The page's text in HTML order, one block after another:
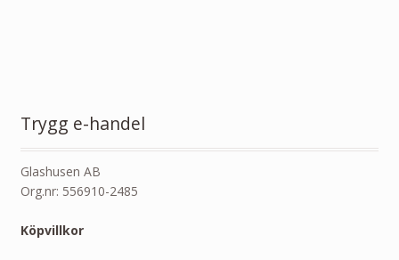
Trygg e-handel
Glashusen AB
Org.nr: 556910-2485
Köpvillkor